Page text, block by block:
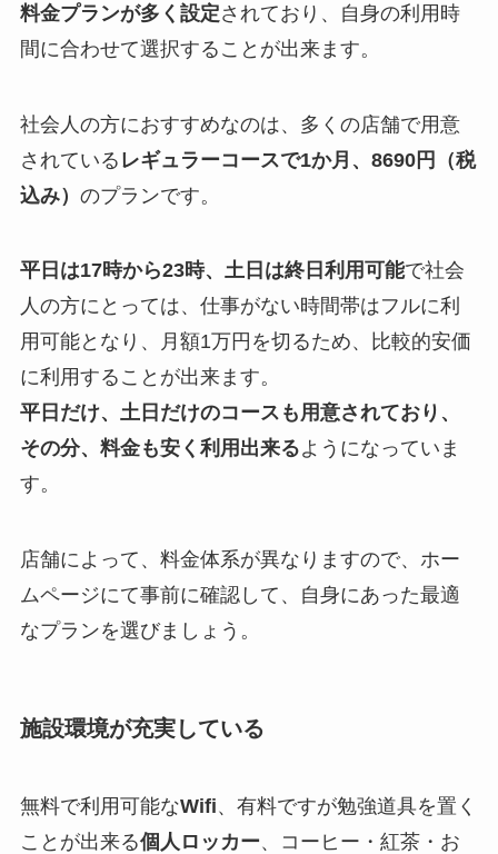
料金プランが多く設定されており、自身の利用時
間に合わせて選択することが出来ます。
社会人の方におすすめなのは、多くの店舗で用意
されている レギュラーコースで1か月、8690円（税
込み） のプランです。
平日は17時から23時、土日は終日利用可能で社会
人の方にとっては、仕事がない時間帯はフルに利
用可能となり、月額1万円を切るため、比較的安価
に利用することが出来ます。
平日だけ、土日だけのコースも用意されており、
その分、料金も安く利用出来るようになっていま
す。
店舗によって、料金体系が異なりますので、ホー
ムページにて事前に確認して、自身にあった最適
なプランを選びましょう。
施設環境が充実している
無料で利用可能なWifi、有料ですが勉強道具を置く
ことが出来る個人ロッカー、コーヒー・紅茶・お